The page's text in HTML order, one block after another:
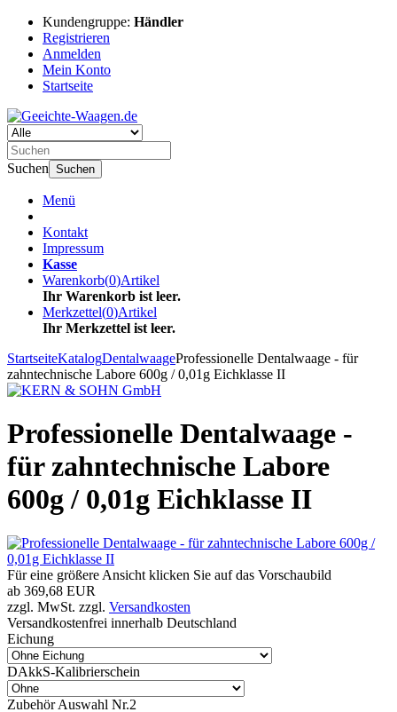
Kundengruppe: Händler
Registrieren
Anmelden
Mein Konto
Startseite
Suchen Suchen
Menü
Kontakt
Impressum
Kasse
Warenkorb(0)Artikel
Ihr Warenkorb ist leer.
Merkzettel(0)Artikel
Ihr Merkzettel ist leer.
StartseiteKatalogDentalwaageProfessionelle Dentalwaage - für
zahntechnische Labore 600g / 0,01g Eichklasse II
Professionelle Dentalwaage -
für zahntechnische Labore
600g / 0,01g Eichklasse II
Für eine größere Ansicht klicken Sie auf das Vorschaubild
ab 369,68 EUR
zzgl. MwSt. zzgl. Versandkosten
Versandkostenfrei innerhalb Deutschland
Eichung
DAkkS-Kalibrierschein
Zubehör Auswahl Nr.2